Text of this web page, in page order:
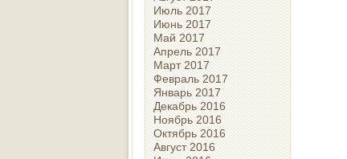
Июль 2017
Июнь 2017
Май 2017
Апрель 2017
Март 2017
Февраль 2017
Январь 2017
Декабрь 2016
Ноябрь 2016
Октябрь 2016
Август 2016